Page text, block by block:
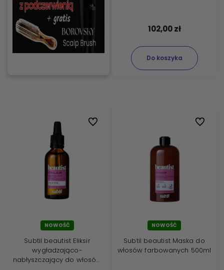
102,00 zł
Do koszyka
NOWOŚĆ
Subtil beautist Eliksir
wygładzająco-
nabłyszczający do włosów
Do ulubionych
NOWOŚĆ
Subtil beautist Maska do
włosów farbowanych 500ml
Do